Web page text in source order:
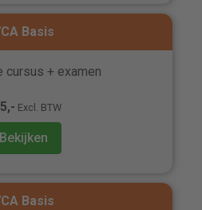
Basis
cursus + examen
Excl. BTW
Bekijken
Basis